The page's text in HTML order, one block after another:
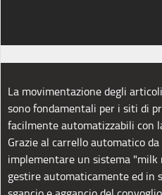
La movimentazione degli
sono fondamentali per i siti di
facilmente automatizzabili con
Grazie al carrello automatico
implementare un sistema
gestire automaticamente ed in